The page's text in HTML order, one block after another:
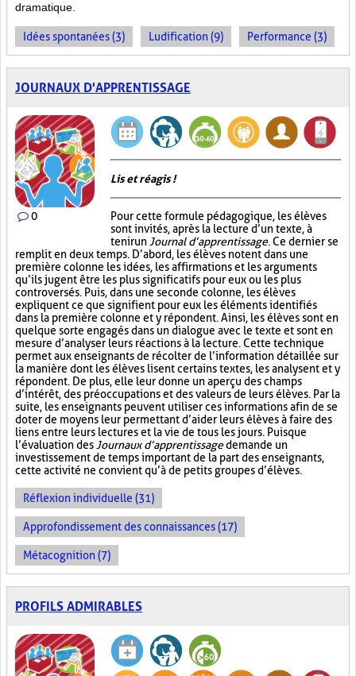
dramatique.
Idées spontanées (3) Ludification (9) Performance (3)
JOURNAUX D'APPRENTISSAGE
0
Lis et réagis !
Pour cette formule pédagogique, les élèves
sont invités, après la lecture d’un texte, à
tenir un Journal d’apprentissage. Ce dernier se
remplit en deux temps. D’abord, les élèves notent dans une
première colonne les idées, les affirmations et les arguments
qu’ils jugent être les plus significatifs pour eux ou les plus
controversés. Puis, dans une seconde colonne, les élèves
expliquent ce que signifient pour eux les éléments identifiés
dans la première colonne et y répondent. Ainsi, les élèves sont en
quelque sorte engagés dans un dialogue avec le texte et sont en
mesure d’analyser leurs réactions à la lecture. Cette technique
permet aux enseignants de récolter de l’information détaillée sur
la manière dont les élèves lisent certains textes, les analysent et y
répondent. De plus, elle leur donne un aperçu des champs
d’intérêt, des préoccupations et des valeurs de leurs élèves. Par la
suite, les enseignants peuvent utiliser ces informations afin de se
doter de moyens leur permettant d’aider leurs élèves à faire des
liens entre leurs lectures et la vie de tous les jours. Puisque
l’évaluation des Journaux d’apprentissagedemande un
investissement de temps important de la part des enseignants,
cette activité ne convient qu’à de petits groupes d’élèves.
Réflexion individuelle (31)
Approfondissement des connaissances (17)
Métacognition (7)
PROFILS ADMIRABLES